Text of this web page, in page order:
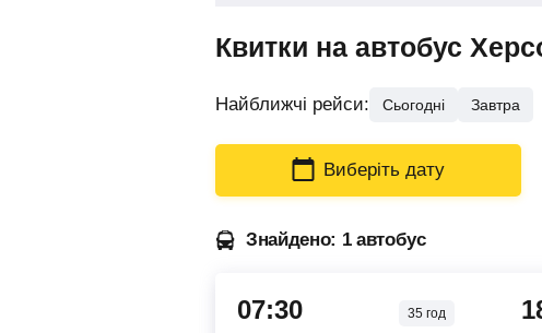
Квитки на автобус
Найближчі рейси: Сьогодні Завтра
Виберіть дату
Знайдено: 1 автобус
07:30 35 год